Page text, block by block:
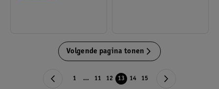
Volgende pagina tonen
1 ... 11 12 13 14 15